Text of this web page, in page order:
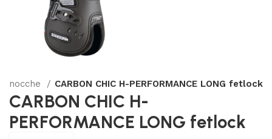
CARBON CHIC H-PERFORMANCE LONG fetlock
CARBON CHIC H-
PERFORMANCE LONG fetlock